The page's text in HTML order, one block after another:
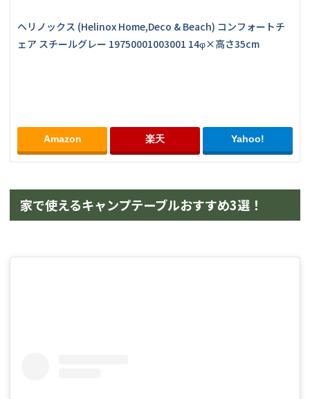
ヘリノックス (Helinox Home,Deco & Beach) コンフォートチ
ェア スチールグレー 19750001003001 14φ×高さ35cm
Amazon 楽天 Yahoo!
家で使えるキャンプテーブルおすすめ3選！